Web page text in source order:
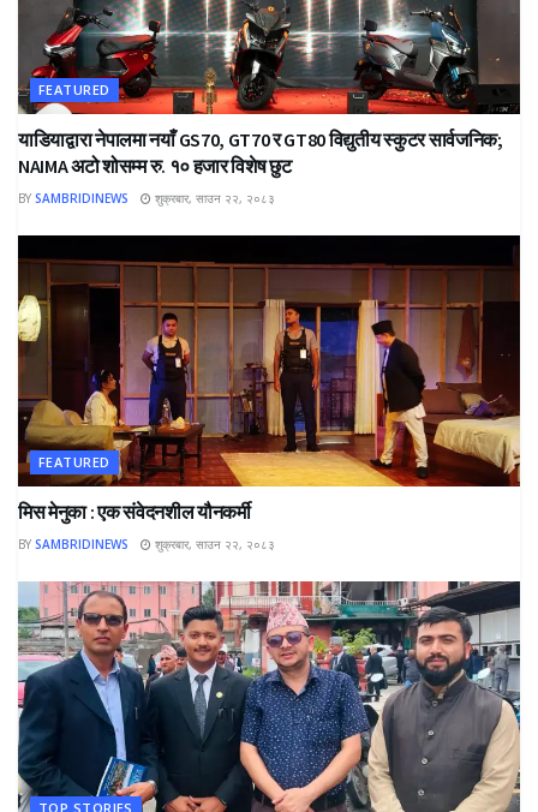
FEATURED
याडियाद्वारा नेपालमा नयाँ GS70, GT70 र GT80 विद्युतीय स्कुटर सार्वजनिक;
NAIMA अटो शोसम्म रु. १० हजार विशेष छुट
BY SAMBRIDINEWS शुक्रबार, साउन २२, २०८३
FEATURED
मिस मेनुका : एक संवेदनशील यौनकर्मी
BY SAMBRIDINEWS शुक्रबार, साउन २२, २०८३
TOP STORIES